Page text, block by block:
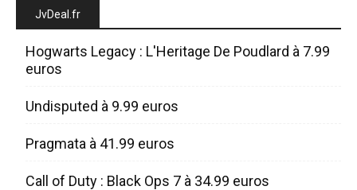
JvDeal.fr
Hogwarts Legacy : L'Heritage De Poudlard à 7.99
euros
Undisputed à 9.99 euros
Pragmata à 41.99 euros
Call of Duty : Black Ops 7 à 34.99 euros